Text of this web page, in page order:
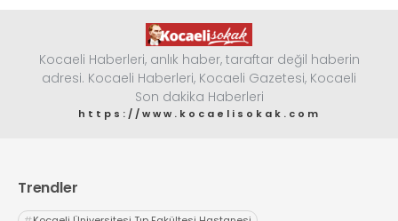
Kocaeli Haberleri, anlık haber, taraftar değil haberin
adresi. Kocaeli Haberleri, Kocaeli Gazetesi, Kocaeli
Son dakika Haberleri
https://www.kocaelisokak.com
Trendler